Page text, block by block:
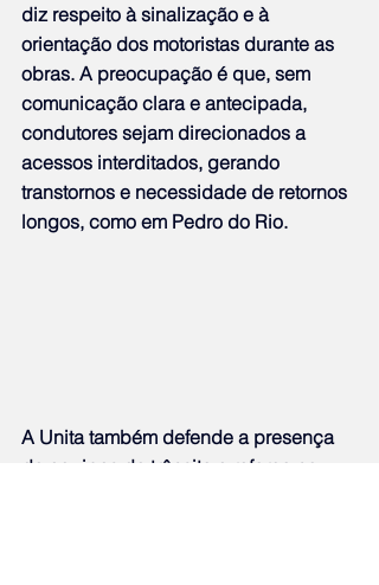
diz respeito à sinalização e à
orientação dos motoristas durante as
obras. A preocupação é que, sem
comunicação clara e antecipada,
condutores sejam direcionados a
acessos interditados, gerando
transtornos e necessidade de retornos
longos, como em Pedro do Rio.
A Unita também defende a presença
de equipes de trânsito e reforço na